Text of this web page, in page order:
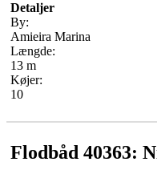
Detaljer
By:
Amieira Marina
Længde:
13 m
Køjer:
10
Flodbåd 40363: